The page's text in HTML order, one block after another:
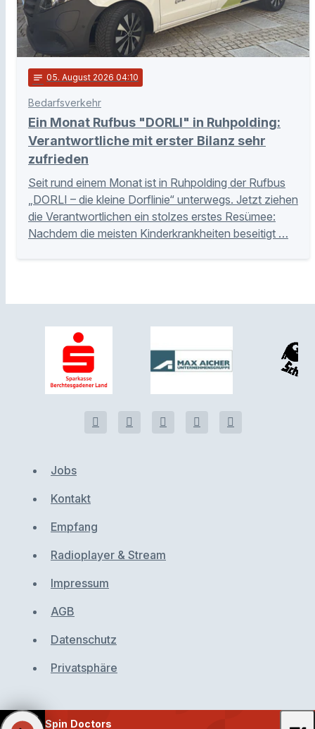
notes 05. August 2026 04:10
Bedarfsverkehr
Ein Monat Rufbus "DORLI" in Ruhpolding:
Verantwortliche mit erster Bilanz sehr
zufrieden
Seit rund einem Monat ist in Ruhpolding der Rufbus
„DORLI – die kleine Dorflinie“ unterwegs. Jetzt ziehen
die Verantwortlichen ein stolzes erstes Resümee:
Nachdem die meisten Kinderkrankheiten beseitigt …
Jobs
Kontakt
Empfang
Radioplayer & Stream
Impressum
AGB
Datenschutz
Privatsphäre
Spin Doctors